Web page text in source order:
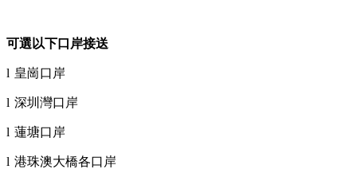
可選以下口岸接送
l 皇崗口岸
l 深圳灣口岸
l 蓮塘口岸
l 港珠澳大橋各口岸